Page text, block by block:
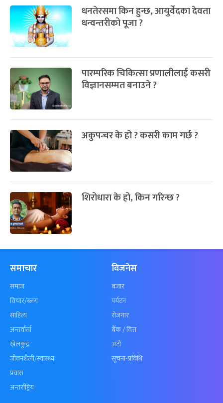
धनतेरसमा किन हुन्छ, आयुर्वेदका देवता
धन्वन्तरीको पूजा ?
पारम्परिक चिकित्सा प्रणालीलाई कसरी
विज्ञानसम्मत बनाउने ?
अकुपन्चर के हो ? कसरी काम गर्छ ?
शिरोधारा के हो, किन गरिन्छ ?
समाचार
समाज
विचार/ब्लग
साहित्य
अन्तर्वार्ता
खेलकुद़़
जीवनशैली/स्वास्थ्य
प्रवास
अन्तर्राष्ट्रिय
विजनेस
बजार
पर्यटन
रोजगार
बैँक / वित्त
अटो
सूचना-प्रविधि